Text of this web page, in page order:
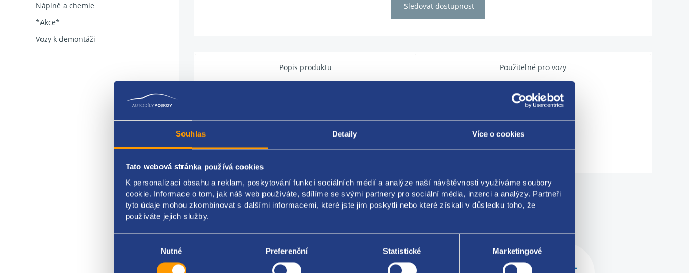
Souhlas Detaily Více o cookies
Tato webová stránka používá cookies
K personalizaci obsahu a reklam, poskytování funkcí sociálních médií a analýze naší návštěvnosti využíváme soubory
cookie. Informace o tom, jak náš web používáte, sdílíme se svými partnery pro sociální média, inzerci a analýzy. Partneři
tyto údaje mohou zkombinovat s dalšími informacemi, které jste jim poskytli nebo které získali v důsledku toho, že
používáte jejich služby.
Nutné Preferenční Statistické Marketingové
Náplně a chemie
*Akce*
Vozy k demontáži
Sledovat dostupnost
Popis produktu Použitelné pro vozy
komplet: ojnice, klema, šrouby, pístní čep, píst, kroužky